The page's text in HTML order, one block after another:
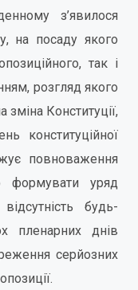
з’явилося
на посаду якого
так і
розгляд якого
зміна Конституції,
конституційної
повноваження
формувати уряд
будь-
пленарних днів
серйозних